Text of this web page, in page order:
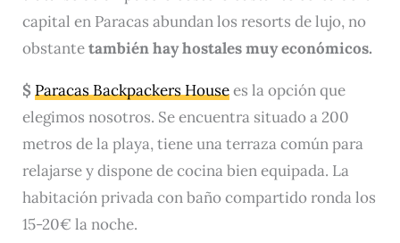
capital en Paracas abundan los resorts de lujo, no
obstantetambién hay hostales muy económicos.
$Paracas Backpackers Housees la opción que
elegimos nosotros. Se encuentra situado a 200
metros de la playa, tiene una terraza común para
relajarse y dispone de cocina bien equipada. La
habitación privada con baño compartido ronda los
15-20€ la noche.